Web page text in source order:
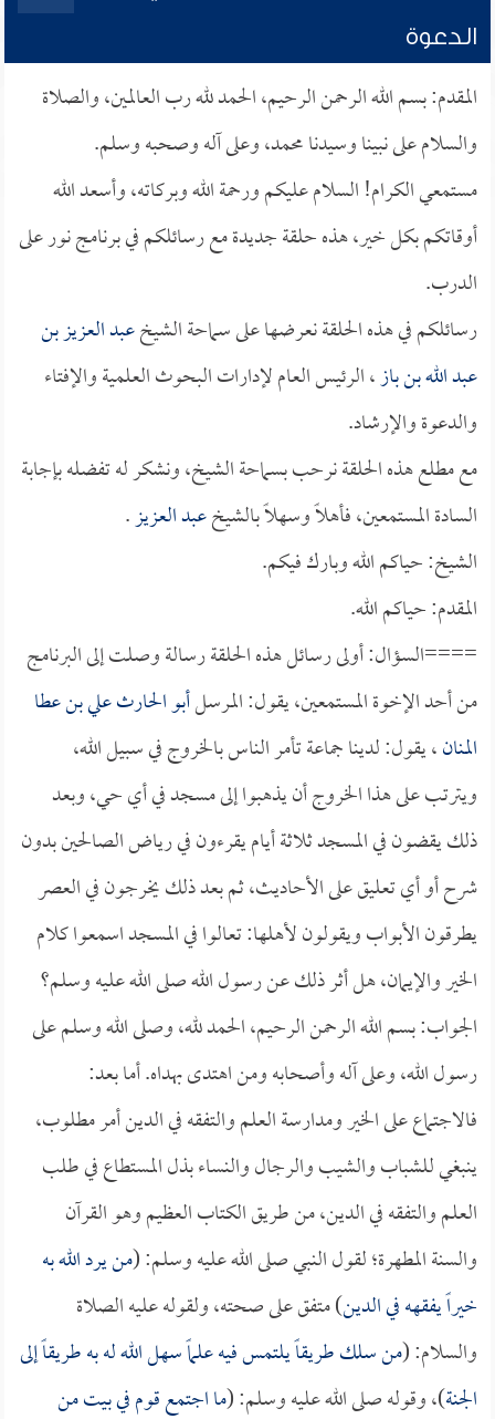
الدعوة
المقدم: بسم الله الرحمن الرحيم، الحمد لله رب العالمين، والصلاة
والسلام على نبينا وسيدنا محمد، وعلى آله وصحبه وسلم.
مستمعي الكرام! السلام عليكم ورحمة الله وبركاته، وأسعد الله
أوقاتكم بكل خير، هذه حلقة جديدة مع رسائلكم في برنامج نور على
الدرب.
رسائلكم في هذه الحلقة نعرضها على سماحة الشيخعبد العزيز بن
عبد الله بن باز، الرئيس العام لإدارات البحوث العلمية والإفتاء
والدعوة والإرشاد.
مع مطلع هذه الحلقة نرحب بسماحة الشيخ، ونشكر له تفضله بإجابة
السادة المستمعين، فأهلاً وسهلاً بالشيخعبد العزيز.
الشيخ: حياكم الله وبارك فيكم.
المقدم: حياكم الله.
====السؤال: أولى رسائل هذه الحلقة رسالة وصلت إلى البرنامج
من أحد الإخوة المستمعين، يقول: المرسلأبو الحارث علي بن عطا
المنان، يقول: لدينا جماعة تأمر الناس بالخروج في سبيل الله،
ويترتب على هذا الخروج أن يذهبوا إلى مسجد في أي حي، وبعد
ذلك يقضون في المسجد ثلاثة أيام يقرءون في رياض الصالحين بدون
شرح أو أي تعليق على الأحاديث، ثم بعد ذلك يخرجون في العصر
يطرقون الأبواب ويقولون لأهلها: تعالوا في المسجد اسمعوا كلام
الخير والإيمان، هل أثر ذلك عن رسول الله صلى الله عليه وسلم؟
الجواب: بسم الله الرحمن الرحيم، الحمد لله، وصلى الله وسلم على
رسول الله، وعلى آله وأصحابه ومن اهتدى بهداه. أما بعد:
فالاجتماع على الخير ومدارسة العلم والتفقه في الدين أمر مطلوب،
ينبغي للشباب والشيب والرجال والنساء بذل المستطاع في طلب
العلم والتفقه في الدين، من طريق الكتاب العظيم وهو القرآن
والسنة المطهرة؛ لقول النبي صلى الله عليه وسلم: (من يرد الله به
خيراً يفقهه في الدين) متفق على صحته، ولقوله عليه الصلاة
والسلام: (من سلك طريقاً يلتمس فيه علماً سهل الله له به طريقاً إلى
الجنة)، وقوله صلى الله عليه وسلم: (ما اجتمع قوم في بيت من